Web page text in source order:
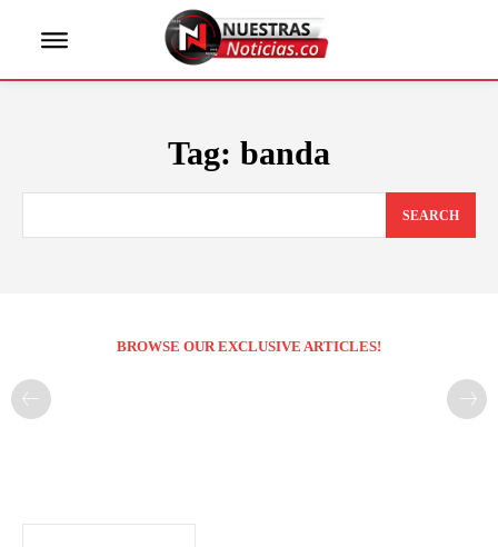
Tag: banda
SEARCH
BROWSE OUR EXCLUSIVE ARTICLES!